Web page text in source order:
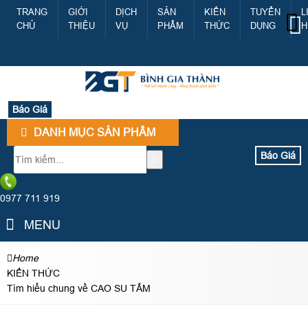
TRANG
CHỦ
GIỚI
THIỆU
DỊCH
VỤ
SẢN
PHẨM
KIẾN
THỨC
TUYỂN
DỤNG
Báo Giá
DANH MỤC SẢN PHẨM
Báo Giá
0977 711 919
MENU
Home
KIẾN THỨC
Tìm hiểu chung về CAO SU TẤM